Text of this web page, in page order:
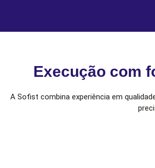
Execução com
A Sofist combina experiência em